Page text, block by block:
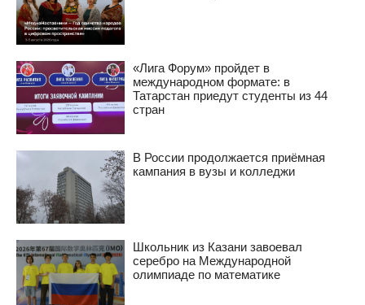
«Лига Форум» пройдет в
международном формате: в
Татарстан приедут студенты из 44
стран
В России продолжается приёмная
кампания в вузы и колледжи
Школьник из Казани завоевал
серебро на Международной
олимпиаде по математике